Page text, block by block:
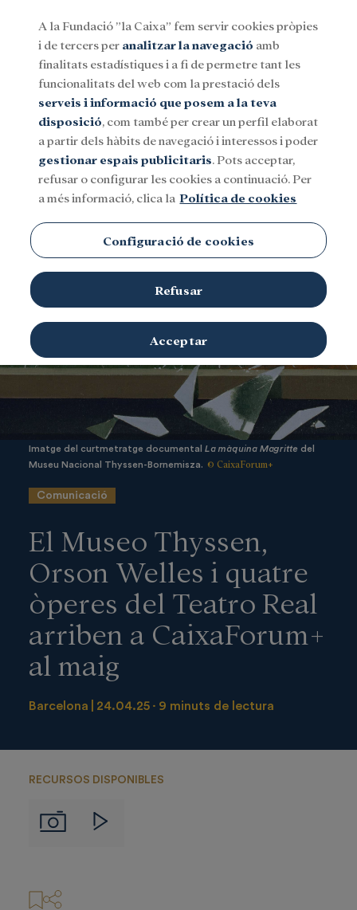
Menu
SocialInvestigació i bequesCultura
Imatge del curtmetratge documental La màquina Magritte del
Museu Nacional Thyssen-Bornemisza. © CaixaForum+
Comunicació
El Museo Thyssen,
Orson Welles i quatre
òperes del Teatro Real
arriben a CaixaForum+
al maig
Barcelona 24.04.25 9 minuts de lectura
RECURSOS DISPONIBLES
ImágenesVideos
A la Fundació ”la Caixa” fem servir cookies pròpies
i de tercers per analitzar la navegació amb
finalitats estadístiques i a fi de permetre tant les
funcionalitats del web com la prestació dels
serveis i informació que posem a la teva
disposició, com també per crear un perfil elaborat
a partir dels hàbits de navegació i interessos i poder
gestionar espais publicitaris. Pots acceptar,
refusar o configurar les cookies a continuació. Per
a més informació, clica la Política de cookies
Configuració de cookies
Refusar
Acceptar